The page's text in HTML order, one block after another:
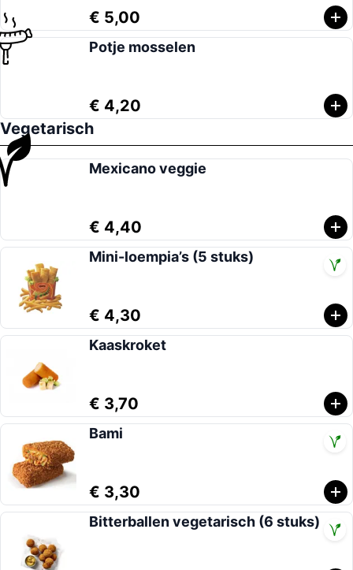
€ 5,00
Potje mosselen
€ 4,20
Vegetarisch
Mexicano veggie
€ 4,40
Mini-loempia’s (5 stuks)
€ 4,30
Kaaskroket
€ 3,70
Bami
€ 3,30
Bitterballen vegetarisch (6 stuks)